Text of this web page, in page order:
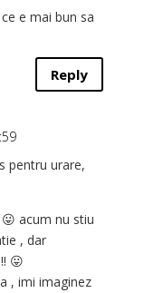
e mai bun sa
Reply
pentru urare,
acum nu stiu
, dar
😛
, imi imaginez